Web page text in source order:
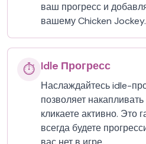
ваш прогресс и
вашему Chicken Jockey.
⏱️ Idle Прогресс
Наслаждайтесь idle-
позволяет
кликаете активно. Это
всегда будете